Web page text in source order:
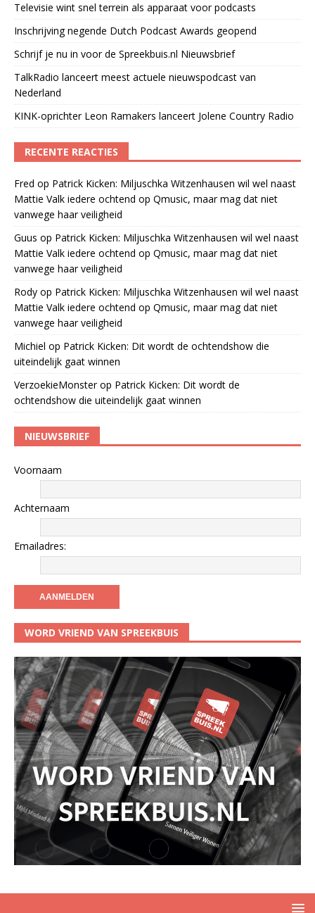
Televisie wint snel terrein als apparaat voor podcasts
Inschrijving negende Dutch Podcast Awards geopend
Schrijf je nu in voor de Spreekbuis.nl Nieuwsbrief
TalkRadio lanceert meest actuele nieuwspodcast van
Nederland
KINK-oprichter Leon Ramakers lanceert Jolene Country Radio
RECENTE REACTIES
Fred op Patrick Kicken: Miljuschka Witzenhausen wil wel naast
Mattie Valk iedere ochtend op Qmusic, maar mag dat niet
vanwege haar veiligheid
Guus op Patrick Kicken: Miljuschka Witzenhausen wil wel naast
Mattie Valk iedere ochtend op Qmusic, maar mag dat niet
vanwege haar veiligheid
Rody op Patrick Kicken: Miljuschka Witzenhausen wil wel naast
Mattie Valk iedere ochtend op Qmusic, maar mag dat niet
vanwege haar veiligheid
Michiel op Patrick Kicken: Dit wordt de ochtendshow die
uiteindelijk gaat winnen
VerzoekieMonsterop Patrick Kicken: Dit wordt de
ochtendshow die uiteindelijk gaat winnen
NIEUWSBRIEF
Voornaam
Achternaam
Emailadres:
WORD VRIEND VAN SPREEKBUIS